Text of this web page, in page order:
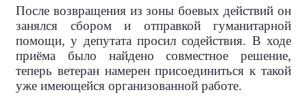
После возвращения из зоны боевых действий он
занялся сбором и отправкой гуманитарной
помощи, у депутата просил содействия. В ходе
приёма было найдено совместное решение,
теперь ветеран намерен присоединиться к такой
уже имеющейся организованной работе.